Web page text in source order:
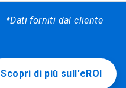
*Dati forniti dal cliente
Scopri di più sull'eROI